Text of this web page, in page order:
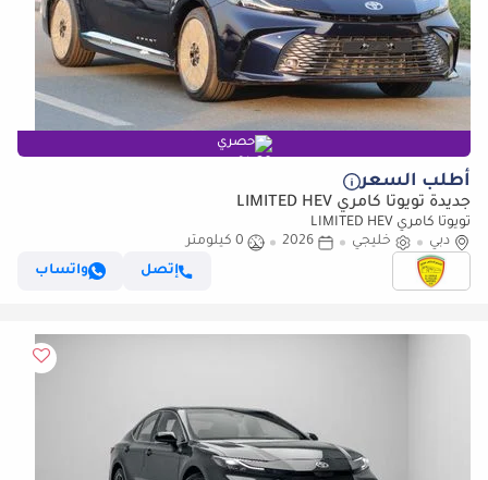
حصري
أطلب السعر
جديدة تويوتا كامري LIMITED HEV
تويوتا كامري LIMITED HEV
دبي
خليجي 2026
0 كيلومتر
إتصل
واتساب